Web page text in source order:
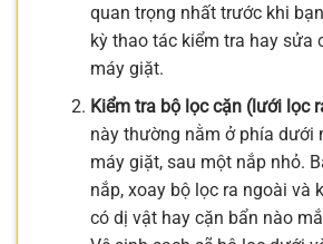
quan trọng nhất trước khi
kỳ thao tác kiểm tra hay sửa
máy giặt.
Kiểm tra bộ lọc cặn (lưới lọc
này thường nằm ở phía dưới
máy giặt, sau một nắp nhỏ.
nắp, xoay bộ lọc ra ngoài và
có dị vật hay cặn bẩn nào